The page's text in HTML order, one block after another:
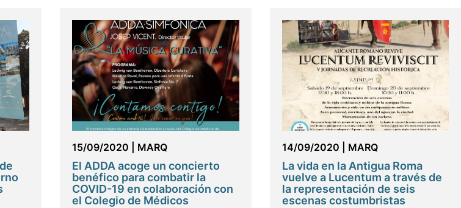
15/09/2020 MARQ
El ADDA acoge un concierto
benéfico para combatir la
COVID-19 en colaboración con
el Colegio de Médicos
14/09/2020 MARQ
La vida en la Antigua Roma
vuelve a Lucentum a través de
la representación de seis
escenas costumbristas